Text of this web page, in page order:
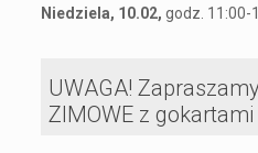
Niedziela, 10.02, godz. 11:00-
UWAGA!
ZIMOWE z gokartami